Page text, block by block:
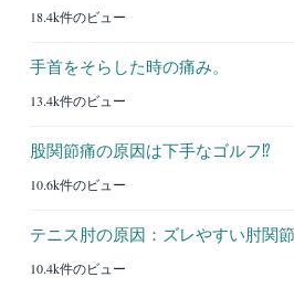
18.4k件のビュー
手首をそらした時の痛み。
13.4k件のビュー
股関節痛の原因は下手なゴルフ⁉︎
10.6k件のビュー
テニス肘の原因：ズレやすい肘関節
10.4k件のビュー